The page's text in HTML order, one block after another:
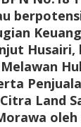
Husairi,
Land
oleh